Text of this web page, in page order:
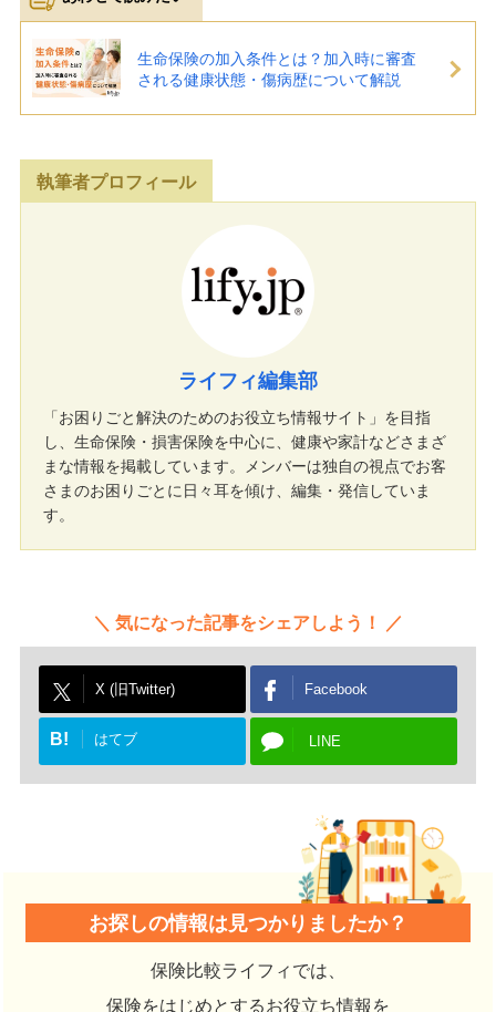
生命保険の加入条件とは？加入時に審査
される健康状態・傷病歴について解説
執筆者プロフィール
ライフィ編集部
「お困りごと解決のためのお役立ち情報サイト」を目指
し、生命保険・損害保険を中心に、健康や家計などさまざ
まな情報を掲載しています。メンバーは独自の視点でお客
さまのお困りごとに日々耳を傾け、編集・発信していま
す。
気になった記事をシェアしよう！
X (旧Twitter) Facebook
B! はてブ LINE
お探しの情報は見つかりましたか？
保険比較ライフィでは、
保険をはじめとするお役立ち情報を